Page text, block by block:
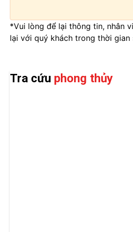
*Vui lòng để lại thông tin, nhân
lại với quý khách trong thời gian
Tra cứu phong thủy